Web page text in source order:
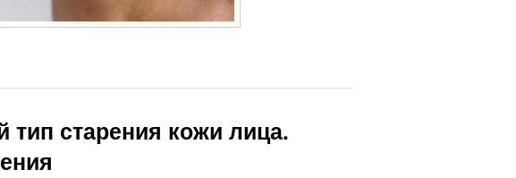
старения кожи лица.